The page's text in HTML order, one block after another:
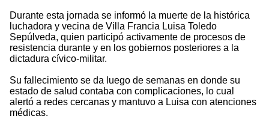
Durante esta jornada se informó la muerte de la histórica
luchadora y vecina de Villa Francia Luisa Toledo
Sepúlveda, quien participó activamente de procesos de
resistencia durante y en los gobiernos posteriores a la
dictadura cívico-militar.
Su fallecimiento se da luego de semanas en donde su
estado de salud contaba con complicaciones, lo cual
alertó a redes cercanas y mantuvo a Luisa con atenciones
médicas.